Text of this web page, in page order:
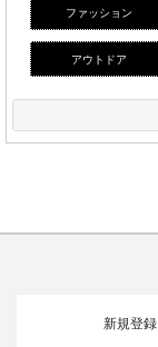
ファッション
アウトドア
新規登録